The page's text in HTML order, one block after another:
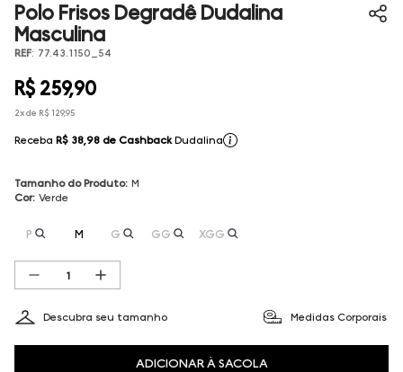
Polo Frisos Degradê Dudalina
Masculina
REF: 77.43.1150_54
R$ 259,90
2x de R$ 129,95
Receba R$ 38,98 de Cashback Dudalina
Tamanho do Produto: M
Cor: Verde
P M G GG XGG
Descubra seu tamanho Medidas Corporais
ADICIONAR À SACOLA